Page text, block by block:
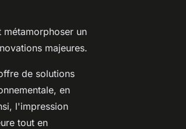
métamorphoser un
majeures.
de solutions
en
l'impression
tout en